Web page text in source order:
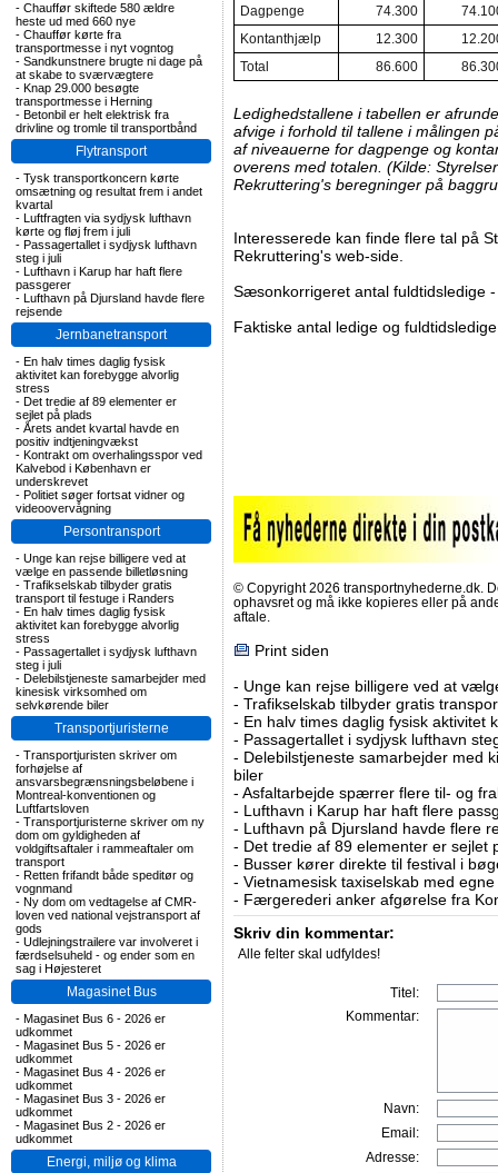
- Chauffør skiftede 580 ældre
heste ud med 660 nye
- Chauffør kørte fra
transportmesse i nyt vogntog
- Sandkunstnere brugte ni dage på
at skabe to sværvægtere
- Knap 29.000 besøgte
transportmesse i Herning
- Betonbil er helt elektrisk fra
drivline og tromle til transportbånd
Flytransport
- Tysk transportkoncern kørte
omsætning og resultat frem i andet
kvartal
- Luftfragten via sydjysk lufthavn
kørte og fløj frem i juli
- Passagertallet i sydjysk lufthavn
steg i juli
- Lufthavn i Karup har haft flere
passgerer
- Lufthavn på Djursland havde flere
rejsende
Jernbanetransport
- En halv times daglig fysisk
aktivitet kan forebygge alvorlig
stress
- Det tredie af 89 elementer er
sejlet på plads
- Årets andet kvartal havde en
positiv indtjeningvækst
- Kontrakt om overhalingsspor ved
Kalvebod i København er
underskrevet
- Politiet søger fortsat vidner og
videoovervågning
Persontransport
- Unge kan rejse billigere ved at
vælge en passende billetløsning
- Trafikselskab tilbyder gratis
transport til festuge i Randers
- En halv times daglig fysisk
aktivitet kan forebygge alvorlig
stress
- Passagertallet i sydjysk lufthavn
steg i juli
- Delebilstjeneste samarbejder med
kinesisk virksomhed om
selvkørende biler
Transportjuristerne
- Transportjuristen skriver om
forhøjelse af
ansvarsbegrænsningsbeløbene i
Montreal-konventionen og
Luftfartsloven
- Transportjuristerne skriver om ny
dom om gyldigheden af
voldgiftsaftaler i rammeaftaler om
transport
- Retten frifandt både speditør og
vognmand
- Ny dom om vedtagelse af CMR-
loven ved national vejstransport af
gods
- Udlejningstrailere var involveret i
færdselsuheld - og ender som en
sag i Højesteret
Magasinet Bus
- Magasinet Bus 6 - 2026 er
udkommet
- Magasinet Bus 5 - 2026 er
udkommet
- Magasinet Bus 4 - 2026 er
udkommet
- Magasinet Bus 3 - 2026 er
udkommet
- Magasinet Bus 2 - 2026 er
udkommet
Energi, miljø og klima
Dagpenge 74.300
Kontanthjælp
12.300
Total
86.600
Ledighedstallene i tabellen er
afvige i forhold til tallene i målingen
af niveauerne for dagpenge og
overens med totalen. (Kilde:
Rekruttering's beregninger på
Interesserede kan finde flere tal på
Rekruttering's web-side.
Sæsonkorrigeret antal fuldtidsledige
Faktiske antal ledige og
© Copyright 2026 transportnyhederne.dk.
ophavsret og må ikke kopieres eller på
aftale.
Print siden
- Unge kan rejse billigere ved at
- Trafikselskab tilbyder gratis
- En halv times daglig fysisk aktivitet
- Passagertallet i sydjysk lufthavn
- Delebilstjeneste samarbejder med
biler
- Asfaltarbejde spærrer flere til- og
- Lufthavn i Karup har haft flere
- Lufthavn på Djursland havde flere
- Det tredie af 89 elementer er sejlet
- Busser kører direkte til festival i
- Vietnamesisk taxiselskab med
- Færgerederi anker afgørelse fra
Skriv din kommentar:
Alle felter skal udfyldes!
Titel:
Kommentar:
Navn:
Email:
Adresse: